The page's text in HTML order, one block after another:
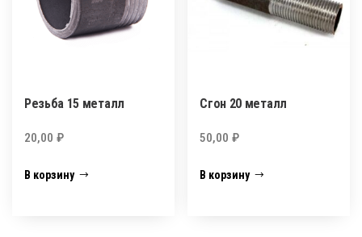
Резьба 15 металл
20,00 ₽
В корзину
Сгон 20 металл
50,00₽
В корзину